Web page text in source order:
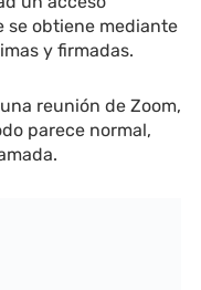
se obtiene mediante
y firmadas.
reunión de Zoom,
parece normal,